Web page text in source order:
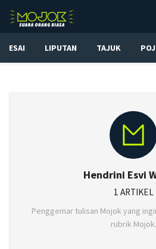
ESAI LIPUTAN TAJUK
Hendrini Esvi
1 ARTIKEL
Penggemar tulisan Mojok yang
rubrik Mojok.